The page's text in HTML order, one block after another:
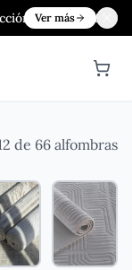
2024&2025
Ver más
de 66 alfombras